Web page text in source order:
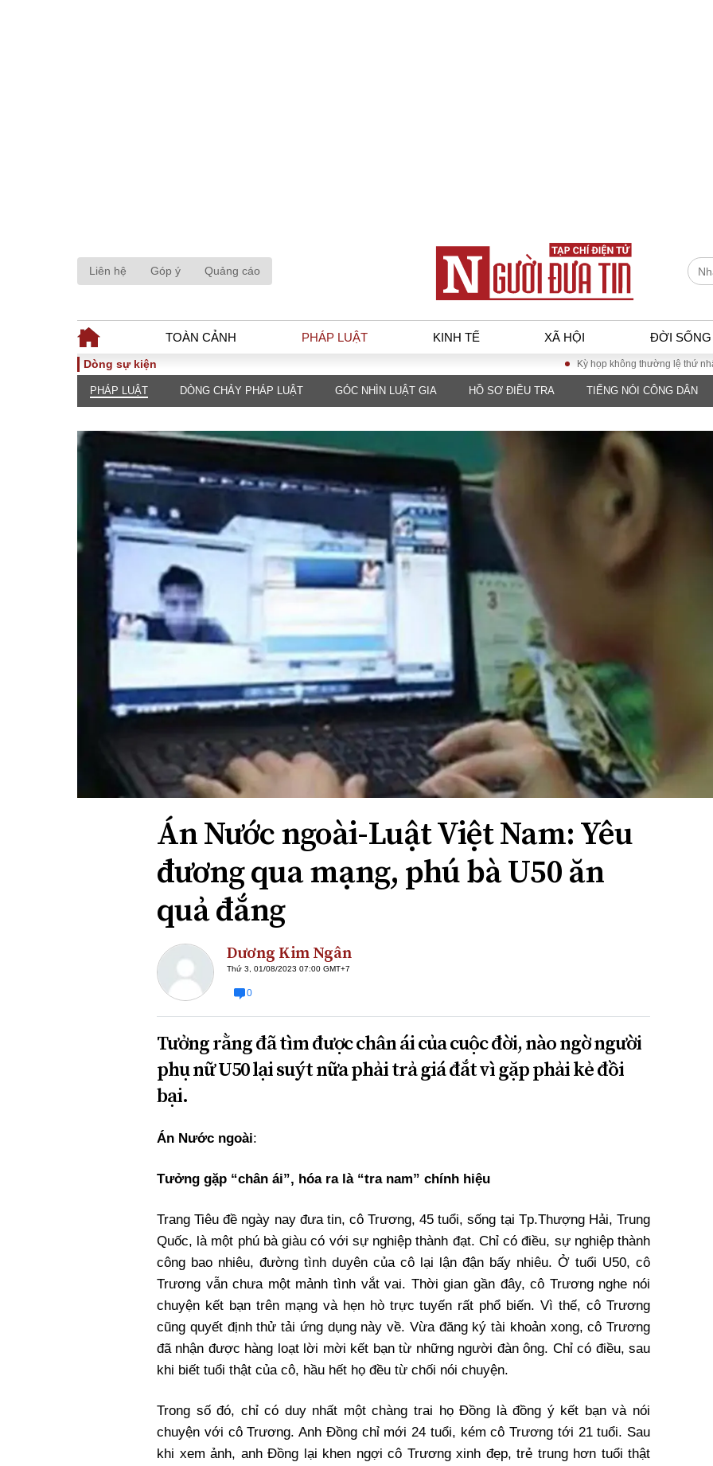
Liên hệ Góp ý Quảng cáo
TOÀN CẢNH PHÁP LUẬT KINH TẾ XÃ HỘI ĐỜI SỐNG
TOÀN CẢNH
Sự kiện
Đối thoại
Thế giới
PHÁP LUẬT
luật
Hồ sơ điều tra
Tiếng nói công dân
An ninh - Hình sự
KINH TẾ
Kinh tế vĩ mô
Hồ sơ doanh
nghiệp
Xu hướng thị
trường
Tiêu dùng và dư
luận
Công nghệ
XÃ HỘI
Quan điểm
Bạn đọc viết
INFOCUS
Dòng sự kiện Kỳ họp không thường lệ thứ nhất, Quốc
PHÁP LUẬT DÒNG CHẢY PHÁP LUẬT GÓC NHÌN LUẬT GIA HỒ SƠ ĐIỀU TRA TIẾNG NÓI CÔNG DÂN
Án Nước ngoài-Luật Việt Nam: Yêu
đương qua mạng, phú bà U50 ăn
quả đắng
Dương Kim Ngân
Thứ 3, 01/08/2023 07:00 GMT+7
0
Tưởng rằng đã tìm được chân ái của cuộc đời, nào ngờ người
phụ nữ U50 lại suýt nữa phải trả giá đắt vì gặp phải kẻ đồi
bại.
Án Nước ngoài:
Tưởng gặp “chân ái”, hóa ra là “tra nam” chính hiệu
Trang Tiêu đề ngày nay đưa tin, cô Trương, 45 tuổi, sống tại Tp.Thượng Hải, Trung
Quốc, là một phú bà giàu có với sự nghiệp thành đạt. Chỉ có điều, sự nghiệp thành
công bao nhiêu, đường tình duyên của cô lại lận đận bấy nhiêu. Ở tuổi U50, cô
Trương vẫn chưa một mảnh tình vắt vai. Thời gian gần đây, cô Trương nghe nói
chuyện kết bạn trên mạng và hẹn hò trực tuyến rất phổ biến. Vì thế, cô Trương
cũng quyết định thử tải ứng dụng này về. Vừa đăng ký tài khoản xong, cô Trương
đã nhận được hàng loạt lời mời kết bạn từ những người đàn ông. Chỉ có điều, sau
khi biết tuổi thật của cô, hầu hết họ đều từ chối nói chuyện.
Trong số đó, chỉ có duy nhất một chàng trai họ Đồng là đồng ý kết bạn và nói
chuyện với cô Trương. Anh Đồng chỉ mới 24 tuổi, kém cô Trương tới 21 tuổi. Sau
khi xem ảnh, anh Đồng lại khen ngợi cô Trương xinh đẹp, trẻ trung hơn tuổi thật